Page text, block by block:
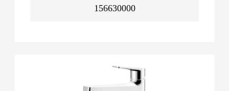
156630000